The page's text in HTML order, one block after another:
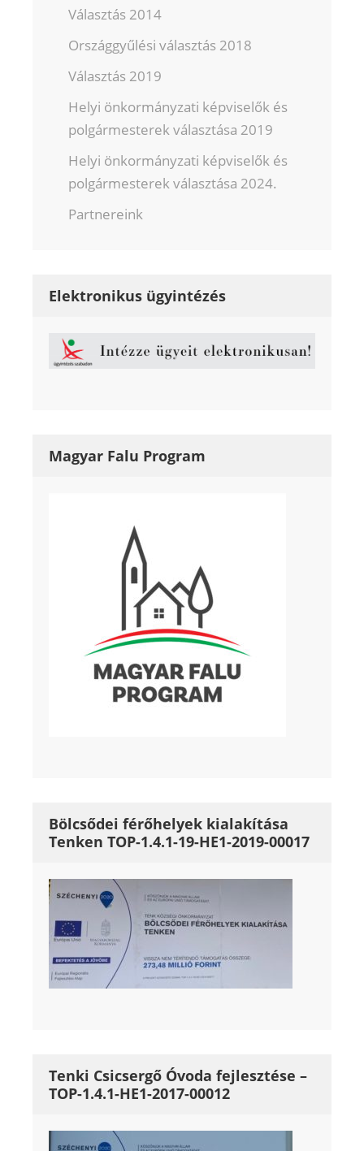
Választás 2014
Országgyűlési választás 2018
Választás 2019
Helyi önkormányzati képviselők és
polgármesterek választása 2019
Helyi önkormányzati képviselők és
polgármesterek választása 2024.
Partnereink
Elektronikus ügyintézés
Magyar Falu Program
Bölcsődei férőhelyek kialakítása
Tenken TOP-1.4.1-19-HE1-2019-00017
Tenki Csicsergő Óvoda fejlesztése –
TOP-1.4.1-HE1-2017-00012